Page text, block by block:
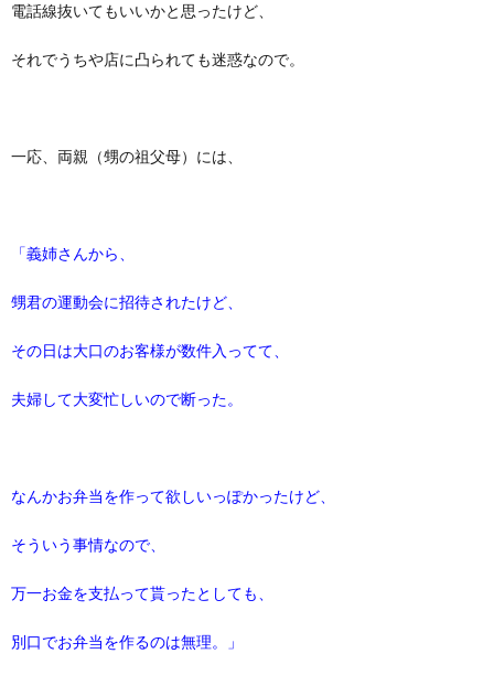
電話線抜いてもいいかと思ったけど、
それでうちや店に凸られても迷惑なので。
一応、両親（甥の祖父母）には、
「義姉さんから、
甥君の運動会に招待されたけど、
その日は大口のお客様が数件入ってて、
夫婦して大変忙しいので断った。
なんかお弁当を作って欲しいっぽかったけど、
そういう事情なので、
万一お金を支払って貰ったとしても、
別口でお弁当を作るのは無理。」